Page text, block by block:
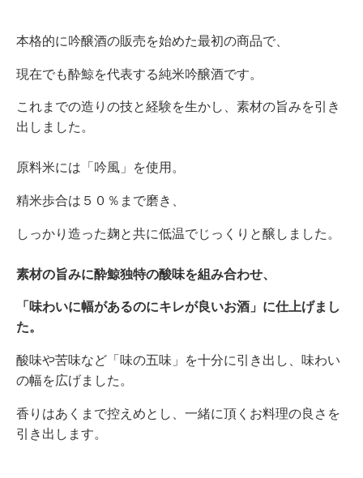
本格的に吟醸酒の販売を始めた最初の商品で、
現在でも酔鯨を代表する純米吟醸酒です。
これまでの造りの技と経験を生かし、素材の旨みを引き
出しました。
原料米には「吟風」を使用。
精米歩合は５０％まで磨き、
しっかり造った麹と共に低温でじっくりと醸しました。
素材の旨みに酔鯨独特の酸味を組み合わせ、
「味わいに幅があるのにキレが良いお酒」に仕上げまし
た。
酸味や苦味など「味の五味」を十分に引き出し、味わい
の幅を広げました。
香りはあくまで控えめとし、一緒に頂くお料理の良さを
引き出します。